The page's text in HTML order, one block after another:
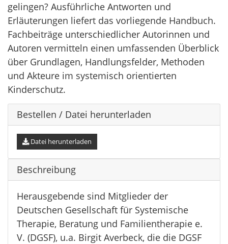
gelingen? Ausführliche Antworten und
Erläuterungen liefert das vorliegende Handbuch.
Fachbeiträge unterschiedlicher Autorinnen und
Autoren vermitteln einen umfassenden Überblick
über Grundlagen, Handlungsfelder, Methoden
und Akteure im systemisch orientierten
Kinderschutz.
Bestellen / Datei herunterladen
Datei herunterladen
Beschreibung
Herausgebende sind Mitglieder der
Deutschen Gesellschaft für Systemische
Therapie, Beratung und Familientherapie e.
V. (DGSF), u.a. Birgit Averbeck, die die DGSF